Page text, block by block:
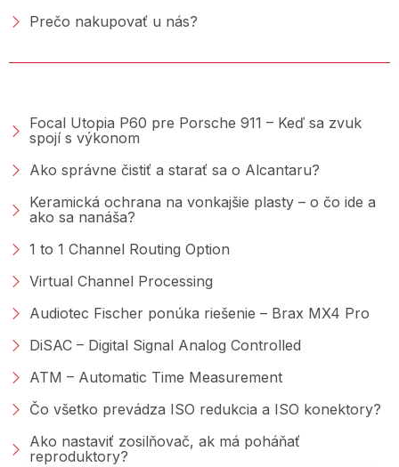
Prečo nakupovať u nás?
Focal Utopia P60 pre Porsche 911 – Keď sa zvuk
spojí s výkonom
Ako správne čistiť a starať sa o Alcantaru?
Keramická ochrana na vonkajšie plasty – o čo ide a
ako sa nanáša?
1 to 1 Channel Routing Option
Virtual Channel Processing
Audiotec Fischer ponúka riešenie – Brax MX4 Pro
DiSAC – Digital Signal Analog Controlled
ATM – Automatic Time Measurement
Čo všetko prevádza ISO redukcia a ISO konektory?
Ako nastaviť zosilňovač, ak má poháňať
reproduktory?